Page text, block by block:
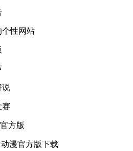
个性网站
说
赛
方版
漫官方版下载